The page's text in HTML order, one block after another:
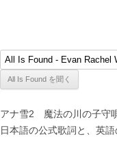
アナ雪2 魔法の川の子守
日本語の公式歌詞と、英